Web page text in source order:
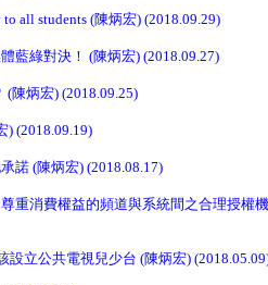
all students (陳炳宏) (2018.09.29)
藍綠對決！ (陳炳宏) (2018.09.27)
陳炳宏) (2018.09.25)
) (2018.09.19)
諾 (陳炳宏) (2018.08.17)
重消費權益的頻道與系統間之合理授權
立公共電視兒少台 (陳炳宏)